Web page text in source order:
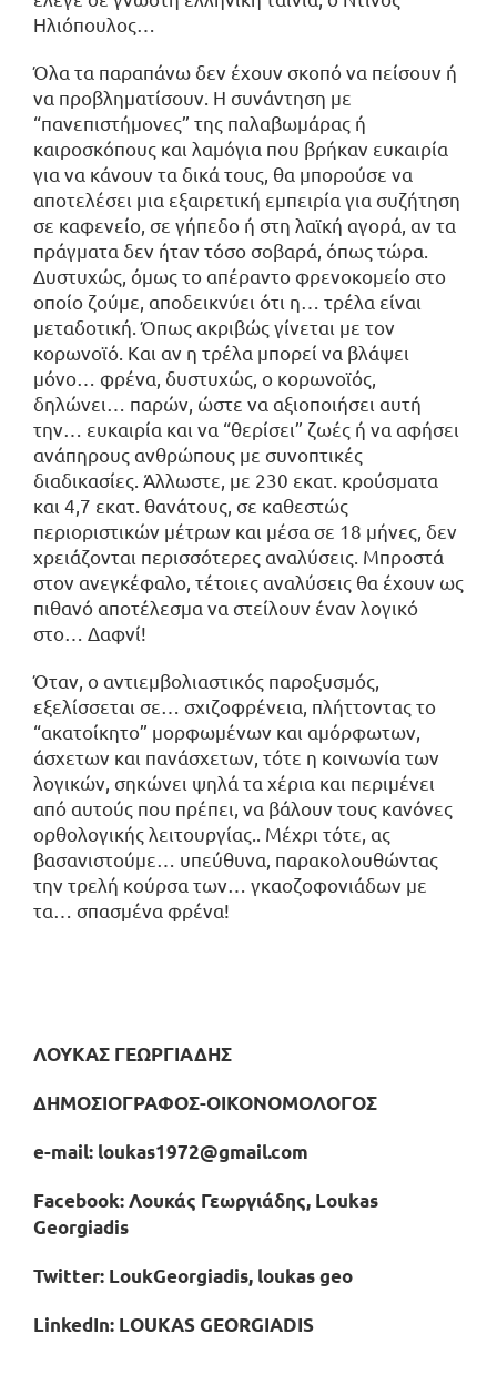
Ηλιόπουλος…
Όλα τα παραπάνω δεν έχουν σκοπό να πείσουν ή
να προβληματίσουν. Η συνάντηση με
“πανεπιστήμονες” της παλαβωμάρας ή
καιροσκόπους και λαμόγια που βρήκαν ευκαιρία
για να κάνουν τα δικά τους, θα μπορούσε να
αποτελέσει μια εξαιρετική εμπειρία για συζήτηση
σε καφενείο, σε γήπεδο ή στη λαϊκή αγορά, αν τα
πράγματα δεν ήταν τόσο σοβαρά, όπως τώρα.
Δυστυχώς, όμως το απέραντο φρενοκομείο στο
οποίο ζούμε, αποδεικνύει ότι η… τρέλα είναι
μεταδοτική. Όπως ακριβώς γίνεται με τον
κορωνοϊό. Και αν η τρέλα μπορεί να βλάψει
μόνο… φρένα, δυστυχώς, ο κορωνοϊός,
δηλώνει… παρών, ώστε να αξιοποιήσει αυτή
την… ευκαιρία και να “θερίσει” ζωές ή να αφήσει
ανάπηρους ανθρώπους με συνοπτικές
διαδικασίες. Άλλωστε, με 230 εκατ. κρούσματα
και 4,7 εκατ. θανάτους, σε καθεστώς
περιοριστικών μέτρων και μέσα σε 18 μήνες, δεν
χρειάζονται περισσότερες αναλύσεις. Μπροστά
στον ανεγκέφαλο, τέτοιες αναλύσεις θα έχουν ως
πιθανό αποτέλεσμα να στείλουν έναν λογικό
στο… Δαφνί!
Όταν, ο αντιεμβολιαστικός παροξυσμός,
εξελίσσεται σε… σχιζοφρένεια, πλήττοντας το
“ακατοίκητο” μορφωμένων και αμόρφωτων,
άσχετων και πανάσχετων, τότε η κοινωνία των
λογικών, σηκώνει ψηλά τα χέρια και περιμένει
από αυτούς που πρέπει, να βάλουν τους κανόνες
ορθολογικής λειτουργίας.. Μέχρι τότε, ας
βασανιστούμε… υπεύθυνα, παρακολουθώντας
την τρελή κούρσα των… γκαοζοφονιάδων με
τα… σπασμένα φρένα!
ΛΟΥΚΑΣ ΓΕΩΡΓΙΑΔΗΣ
ΔΗΜΟΣΙΟΓΡΑΦΟΣ-ΟΙΚΟΝΟΜΟΛΟΓΟΣ
e-mail: loukas1972@gmail.com
Facebook: Λουκάς Γεωργιάδης, Loukas
Georgiadis
Twitter: LoukGeorgiadis, loukas geo
LinkedIn: LOUKAS GEORGIADIS